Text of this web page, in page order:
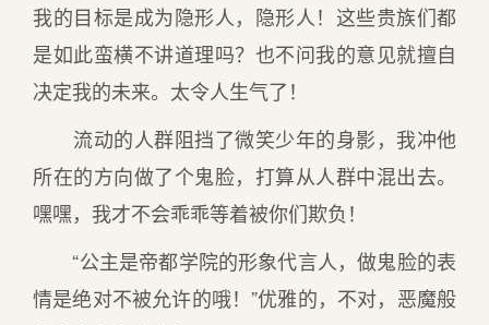
我的目标是成为隐形人，隐形人！这些贵族们都
是如此蛮横不讲道理吗？也不问我的意见就擅自
决定我的未来。太令人生气了！
流动的人群阻挡了微笑少年的身影，我冲他
所在的方向做了个鬼脸，打算从人群中混出去。
嘿嘿，我才不会乖乖等着被你们欺负！
“公主是帝都学院的形象代言人，做鬼脸的表
情是绝对不被允许的哦！”优雅的，不对，恶魔般